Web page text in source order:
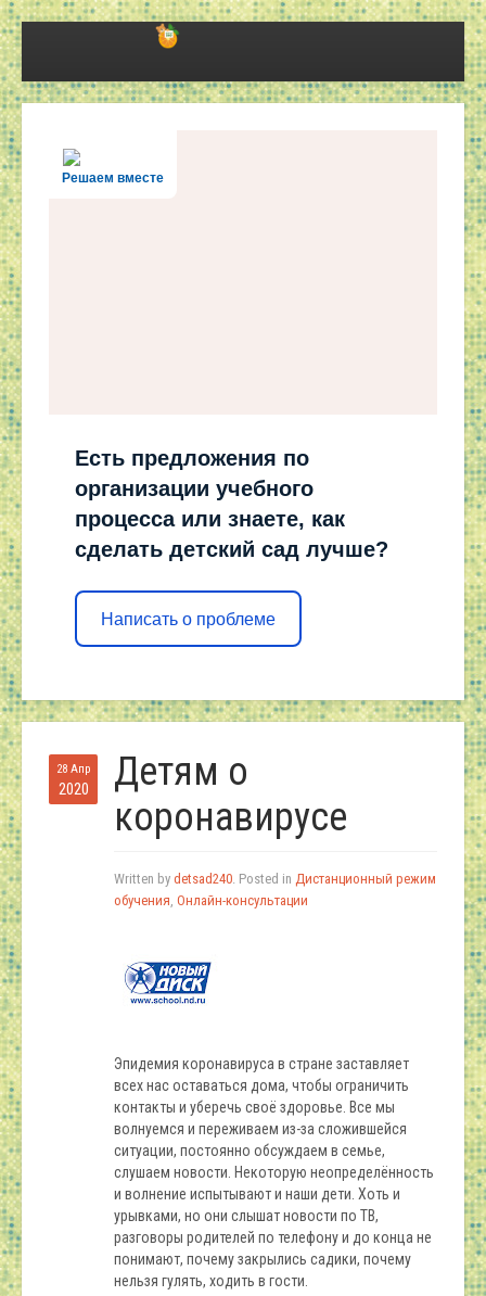
Решаем вместе
Есть предложения по
организации учебного
процесса или знаете, как
сделать детский сад лучше?
Написать о проблеме
28 Апр
2020
Детям о
коронавирусе
Written by detsad240. Posted in Дистанционный режим
обучения, Онлайн-консультации
Эпидемия коронавируса в стране заставляет
всех нас оставаться дома, чтобы ограничить
контакты и уберечь своё здоровье. Все мы
волнуемся и переживаем из-за сложившейся
ситуации, постоянно обсуждаем в семье,
слушаем новости. Некоторую неопределённость
и волнение испытывают и наши дети. Хоть и
урывками, но они слышат новости по ТВ,
разговоры родителей по телефону и до конца не
понимают, почему закрылись садики, почему
нельзя гулять, ходить в гости.